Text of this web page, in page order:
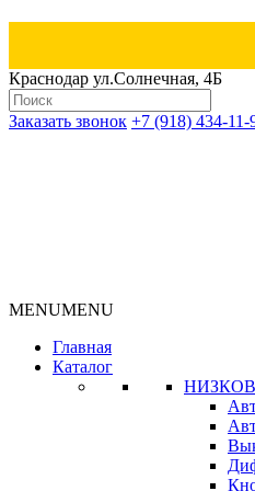
Краснодар ул.Солнечная, 4Б
Заказать звонок +7 (918) 434-11-
MENUMENU
Главная
Каталог